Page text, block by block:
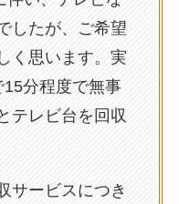
したが、ご希望
く思います。実
分程度で無事
テレビ台を回収
サービスにつき